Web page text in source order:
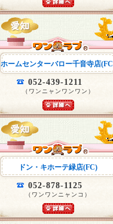
ホームセンターバロー千音寺店
052-439-1211
（ワンニャンワンワン）
ドン・キホーテ緑店(FC)
052-878-1125
（ワンワンニャンコ）